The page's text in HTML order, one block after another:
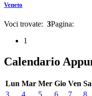
Veneto
Voci trovate: 3Pagina:
1
Calendario
Lun Mar Mer Gio Ven